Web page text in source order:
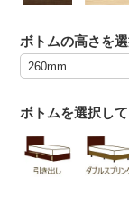
ボトムの高さを
ボトムを選択し